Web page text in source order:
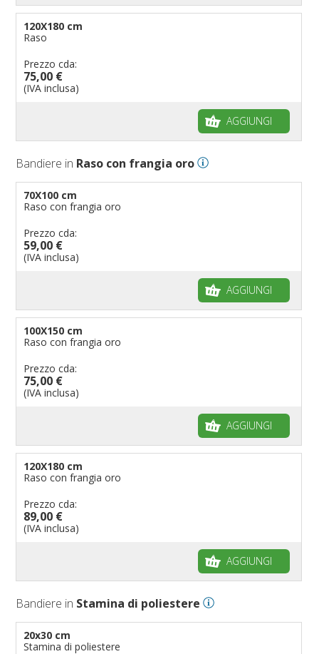
120X180 cm
Raso
Prezzo cda:
75,00 €
(IVA inclusa)
AGGIUNGI
Bandiere in Raso con frangia oro
70X100 cm
Raso con frangia oro
Prezzo cda:
59,00 €
(IVA inclusa)
AGGIUNGI
100X150 cm
Raso con frangia oro
Prezzo cda:
75,00 €
(IVA inclusa)
AGGIUNGI
120X180 cm
Raso con frangia oro
Prezzo cda:
89,00 €
(IVA inclusa)
AGGIUNGI
Bandiere in Stamina di poliestere
20x30 cm
Stamina di poliestere